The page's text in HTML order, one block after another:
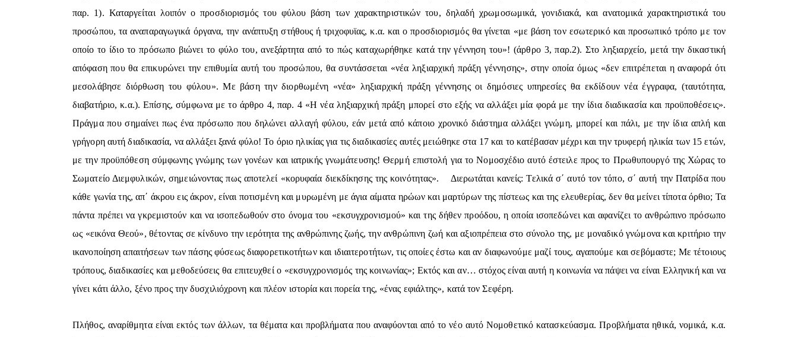
παρ. 1). Καταργείται λοιπόν ο προσδιορισμός του φύλου βάση των χαρακτηριστικών του, δηλαδή χρωμοσωμικά, γονιδιακά, και ανατομικά χαρακτηριστικά του
προσώπου, τα αναπαραγωγικά όργανα, την ανάπτυξη στήθους ή τριχοφυϊας, κ.α. και ο προσδιορισμός θα γίνεται «με βάση τον εσωτερικό και προσωπικό τρόπο με τον
οποίο το ίδιο το πρόσωπο βιώνει το φύλο του, ανεξάρτητα από το πώς καταχωρήθηκε κατά την γέννηση του»! (άρθρο 3, παρ.2). Στο ληξιαρχείο, μετά την δικαστική
απόφαση που θα επικυρώνει την επιθυμία αυτή του προσώπου, θα συντάσσεται «νέα ληξιαρχική πράξη γέννησης», στην οποία όμως «δεν επιτρέπεται η αναφορά ότι
μεσολάβησε διόρθωση του φύλου». Με βάση την διορθωμένη «νέα» ληξιαρχική πράξη γέννησης οι δημόσιες υπηρεσίες θα εκδίδουν νέα έγγραφα, (ταυτότητα,
διαβατήριο, κ.α.). Επίσης, σύμφωνα με το άρθρο 4, παρ. 4 «Η νέα ληξιαρχική πράξη μπορεί στο εξής να αλλάξει μία φορά με την ίδια διαδικασία και προϋποθέσεις».
Πράγμα που σημαίνει πως ένα πρόσωπο που δηλώνει αλλαγή φύλου, εάν μετά από κάποιο χρονικό διάστημα αλλάξει γνώμη, μπορεί και πάλι, με την ίδια απλή και
γρήγορη αυτή διαδικασία, να αλλάξει ξανά φύλο! Το όριο ηλικίας για τις διαδικασίες αυτές μειώθηκε στα 17 και το κατέβασαν μέχρι και την τρυφερή ηλικία των 15 ετών,
με την προϋπόθεση σύμφωνης γνώμης των γονέων και ιατρικής γνωμάτευσης! Θερμή επιστολή για το Νομοσχέδιο αυτό έστειλε προς το Πρωθυπουργό της Χώρας το
Σωματείο Διεμφυλικών, σημειώνοντας πως αποτελεί «κορυφαία διεκδίκησης της κοινότητας». Διερωτάται κανείς: Τελικά σ΄ αυτό τον τόπο, σ΄ αυτή την Πατρίδα που
κάθε γωνία της, απ΄ άκρου εις άκρον, είναι ποτισμένη και μυρωμένη με άγια αίματα ηρώων και μαρτύρων της πίστεως και της ελευθερίας, δεν θα μείνει τίποτα όρθιο; Τα
πάντα πρέπει να γκρεμιστούν και να ισοπεδωθούν στο όνομα του «εκσυγχρονισμού» και της δήθεν προόδου, η οποία ισοπεδώνει και αφανίζει το ανθρώπινο πρόσωπο
ως «εικόνα Θεού», θέτοντας σε κίνδυνο την ιερότητα της ανθρώπινης ζωής, την ανθρώπινη ζωή και αξιοπρέπεια στο σύνολο της, με μοναδικό γνώμονα και κριτήριο την
ικανοποίηση απαιτήσεων των πάσης φύσεως διαφορετικοτήτων και ιδιαιτεροτήτων, τις οποίες έστω και αν διαφωνούμε μαζί τους, αγαπούμε και σεβόμαστε; Με τέτοιους
τρόπους, διαδικασίες και μεθοδεύσεις θα επιτευχθεί ο «εκσυγχρονισμός της κοινωνίας»; Εκτός και αν… στόχος είναι αυτή η κοινωνία να πάψει να είναι Ελληνική και να
γίνει κάτι άλλο, ξένο προς την δυσχιλιόχρονη και πλέον ιστορία και πορεία της, «ένας εφιάλτης», κατά τον Σεφέρη.
Πλήθος, αναρίθμητα είναι εκτός των άλλων, τα θέματα και προβλήματα που αναφύονται από το νέο αυτό Νομοθετικό κατασκεύασμα. Προβλήματα ηθικά, νομικά, κ.α.